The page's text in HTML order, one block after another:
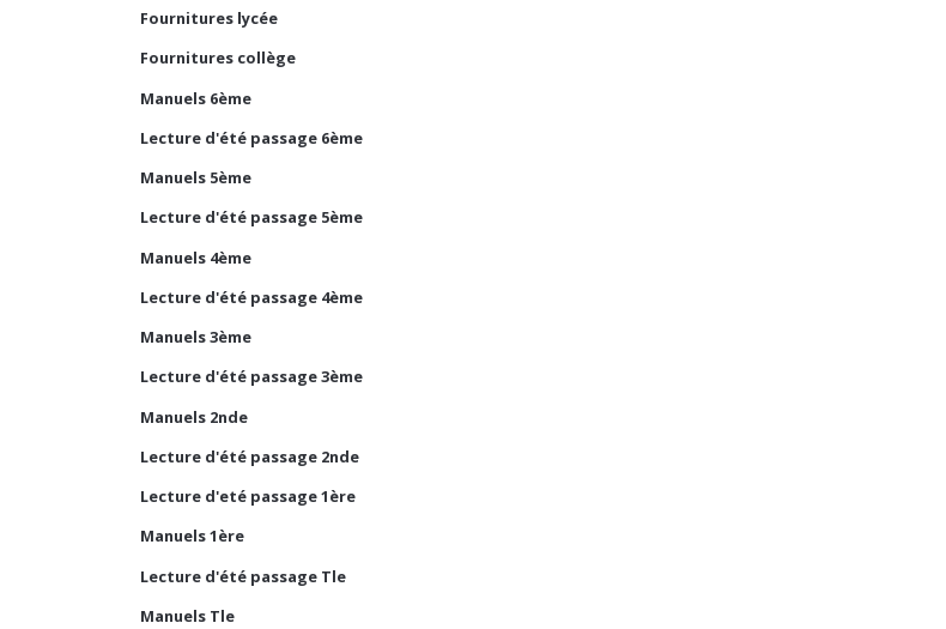
Fournitures lycée
Fournitures collège
Manuels 6ème
Lecture d'été passage 6ème
Manuels 5ème
Lecture d'été passage 5ème
Manuels 4ème
Lecture d'été passage 4ème
Manuels 3ème
Lecture d'été passage 3ème
Manuels 2nde
Lecture d'été passage 2nde
Lecture d'eté passage 1ère
Manuels 1ère
Lecture d'été passage Tle
Manuels Tle